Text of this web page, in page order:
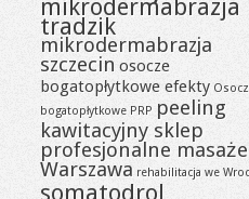
mikrodermabrazja
tradzik
mikrodermabrazja
szczecin osocze
bogatopłytkowe efekty
bogatopłytkowe PRP peeling
kawitacyjny sklep
profesjonalne masaże
Warszawa rehabilitacja we
somatodrol